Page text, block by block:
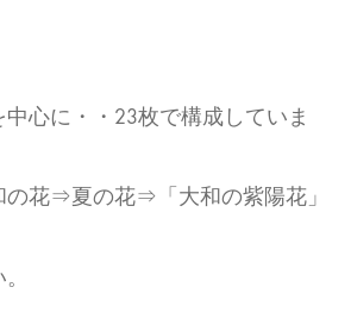
心に・・23枚で構成していま
花⇒夏の花⇒「大和の紫陽花」